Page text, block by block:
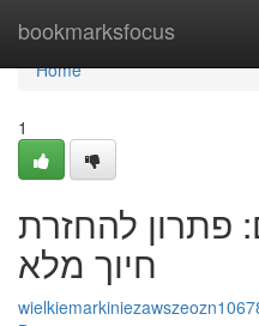
bookmarksfocus
Home
Home
1
פתרון להחזרת
חיוך מלא